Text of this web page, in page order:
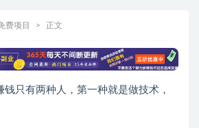
费项目 正文
只有两种人，第一种就是做技术，